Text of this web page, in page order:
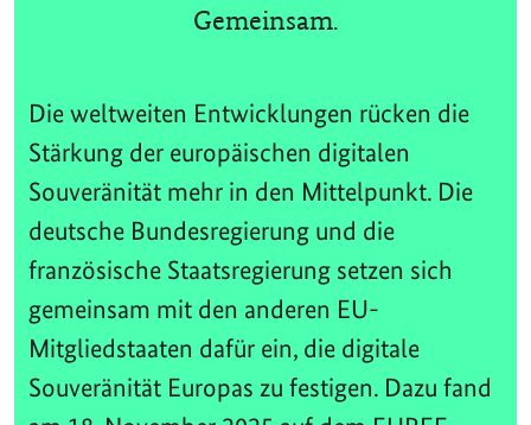
Gemeinsam.
Die weltweiten Entwicklungen rücken die
Stärkung der europäischen digitalen
Souveränität mehr in den Mittelpunkt. Die
deutsche Bundesregierung und die
französische Staatsregierung setzen sich
gemeinsam mit den anderen EU-
Mitgliedstaaten dafür ein, die digitale
Souveränität Europas zu festigen. Dazu fand